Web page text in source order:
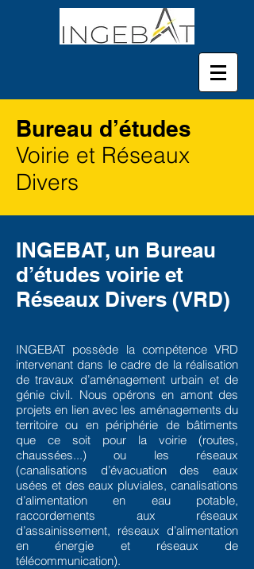
Bureau d’études
Voirie et Réseaux
Divers
INGEBAT, un Bureau
d’études voirie et
Réseaux Divers (VRD)
INGEBAT possède la compétence VRD
intervenant dans le cadre de la réalisation
de travaux d’aménagement urbain et de
génie civil. Nous opérons en amont des
projets en lien avec les aménagements du
territoire ou en périphérie de bâtiments
que ce soit pour la voirie (routes,
chaussées...) ou les réseaux
(canalisations d’évacuation des eaux
usées et des eaux pluviales, canalisations
d’alimentation en eau potable,
raccordements aux réseaux
d’assainissement, réseaux d’alimentation
en énergie et réseaux de
télécommunication).